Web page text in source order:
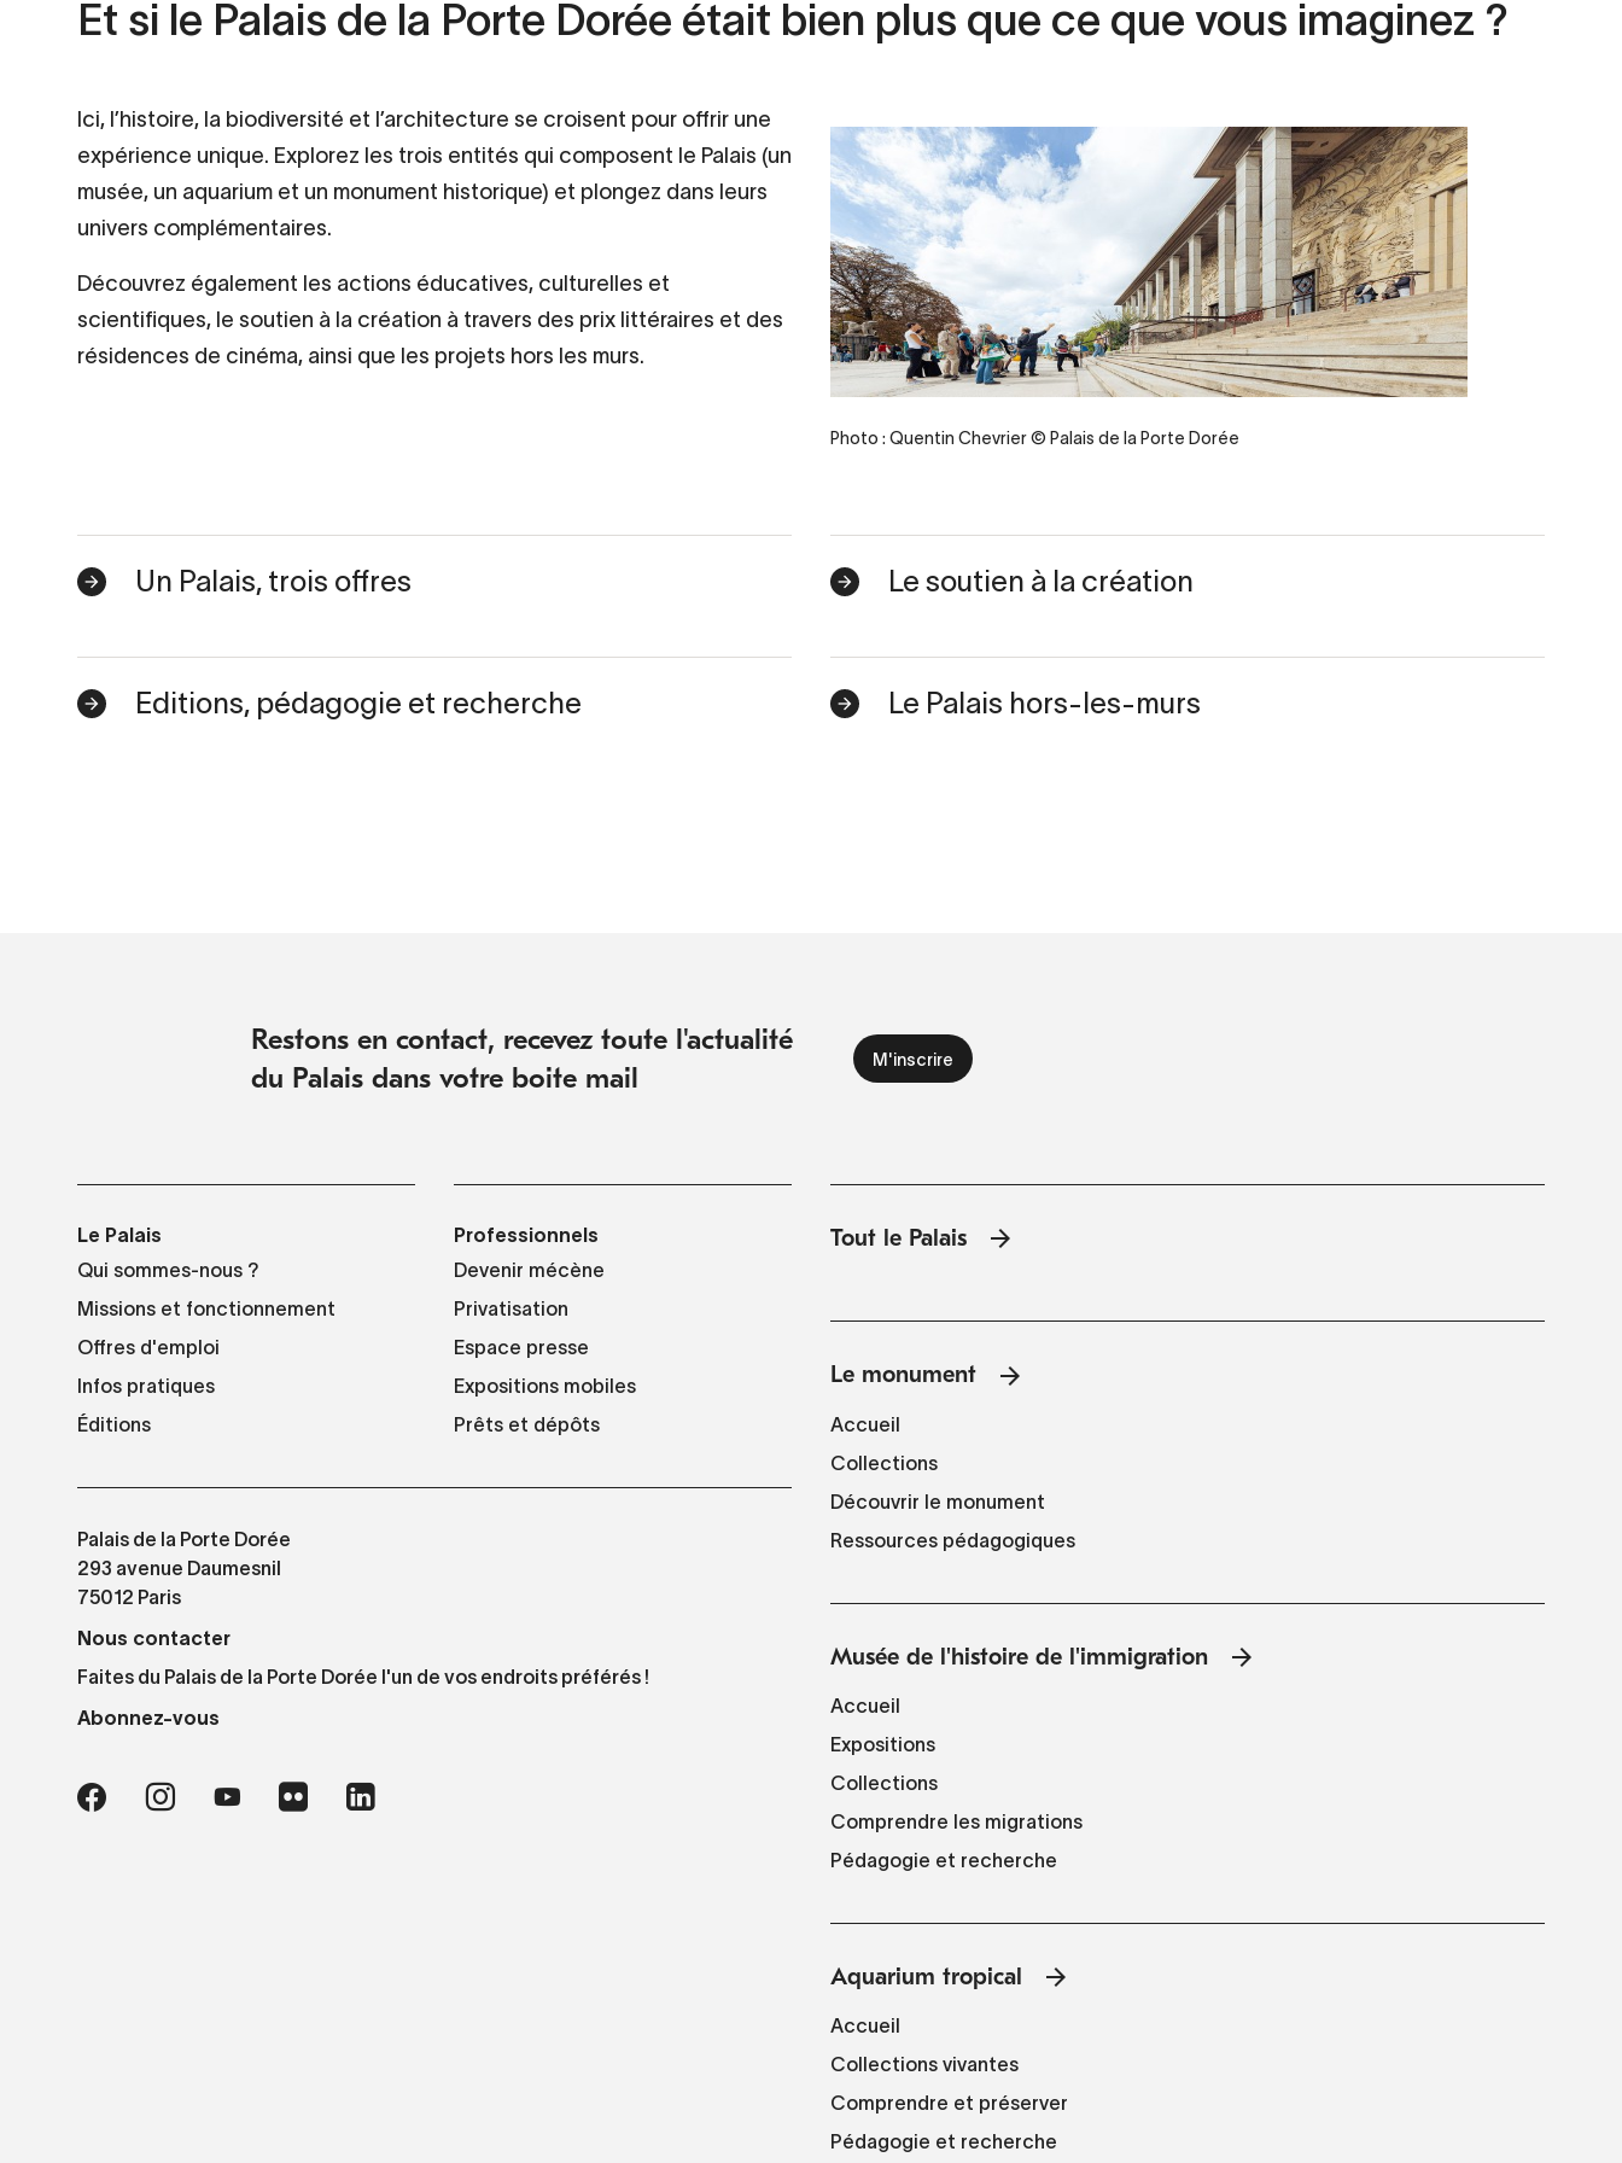
Et si le Palais de la Porte Dorée était bien plus que ce que vous imaginez ?
Photo : Quentin Chevrier © Palais de la Porte Dorée
Ici, l’histoire, la biodiversité et l’architecture se croisent pour offrir une
expérience unique. Explorez les trois entités qui composent le Palais (un
musée, un aquarium et un monument historique) et plongez dans leurs
univers complémentaires.
Découvrez également les actions éducatives, culturelles et
scientifiques, le soutien à la création à travers des prix littéraires et des
résidences de cinéma, ainsi que les projets hors les murs.
Un Palais, trois offres Le soutien à la création
Editions, pédagogie et recherche Le Palais hors-les-murs
Restons en contact, recevez toute l'actualité
du Palais dans votre boite mail
Le Palais
Qui sommes-nous ?
Missions et fonctionnement
Offres d'emploi
Infos pratiques
Éditions
Professionnels
Devenir mécène
Privatisation
Espace presse
Expositions mobiles
Prêts et dépôts
Palais de la Porte Dorée
293 avenue Daumesnil
75012 Paris
Nous contacter
Faites du Palais de la Porte Dorée l'un de vos endroits préférés !
Abonnez-vous
Tout le Palais
Le monument
Accueil
Collections
Découvrir le monument
Ressources pédagogiques
Musée de l'histoire de l'immigration
Accueil
Expositions
Collections
Comprendre les migrations
Pédagogie et recherche
Aquarium tropical
Accueil
Collections vivantes
Comprendre et préserver
Pédagogie et recherche